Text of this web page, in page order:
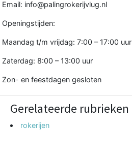
Email: info@palingrokerijvlug.nl
Openingstijden:
Maandag t/m vrijdag: 7:00 – 17:00 uur
Zaterdag: 8:00 – 13:00 uur
Zon- en feestdagen gesloten
Gerelateerde rubrieken
rokerijen